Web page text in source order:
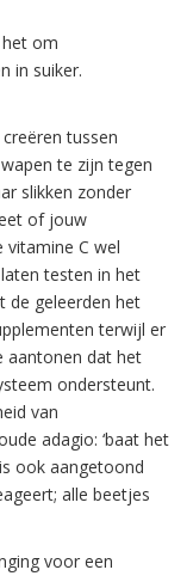
om
in suiker.
tussen
te zijn tegen
slikken zonder
of jouw
vitamine C wel
testen in het
de geleerden het
terwijl er
aantonen dat het
ondersteunt.
van
adagio: ‘baat het
ook aangetoond
alle beetjes
voor een